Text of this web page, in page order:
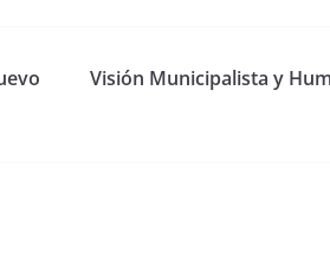
Visión Municipalista y